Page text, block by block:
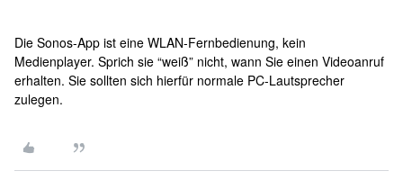
Die Sonos-App ist eine WLAN-Fernbedienung, kein
Medienplayer. Sprich sie “weiß” nicht, wann Sie einen Videoanruf
erhalten. Sie sollten sich hierfür normale PC-Lautsprecher
zulegen.